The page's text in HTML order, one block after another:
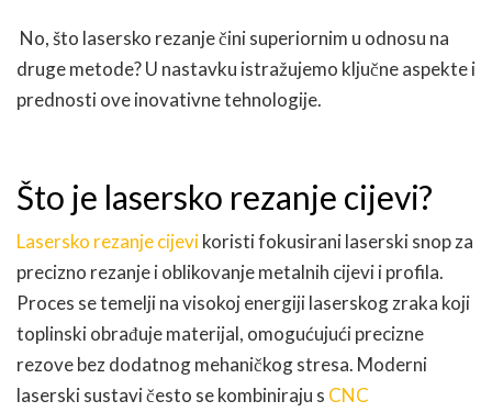
No, što lasersko rezanje čini superiornim u odnosu na
druge metode? U nastavku istražujemo ključne aspekte i
prednosti ove inovativne tehnologije.
Što je lasersko rezanje cijevi?
Lasersko rezanje cijevikoristi fokusirani laserski snop za
precizno rezanje i oblikovanje metalnih cijevi i profila.
Proces se temelji na visokoj energiji laserskog zraka koji
toplinski obrađuje materijal, omogućujući precizne
rezove bez dodatnog mehaničkog stresa. Moderni
laserski sustavi često se kombiniraju s CNC